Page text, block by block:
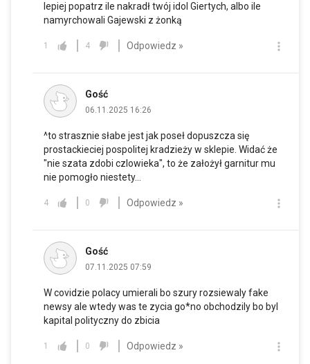
lepiej popatrz ile nakradł twój idol Giertych, albo ile
namyrchowali Gajewski z żonką
1 4 Odpowiedz »
Gość
06.11.2025 16:26
^to strasznie słabe jest jak poseł dopuszcza się
prostackieciej pospolitej kradzieży w sklepie. Widać że
"nie szata zdobi czlowieka", to że założył garnitur mu
nie pomogło niestety...
4 0 Odpowiedz »
Gość
07.11.2025 07:59
W covidzie polacy umierali bo szury rozsiewaly fake
newsy ale wtedy was te zycia go*no obchodzily bo byl
kapital polityczny do zbicia
1 0 Odpowiedz »